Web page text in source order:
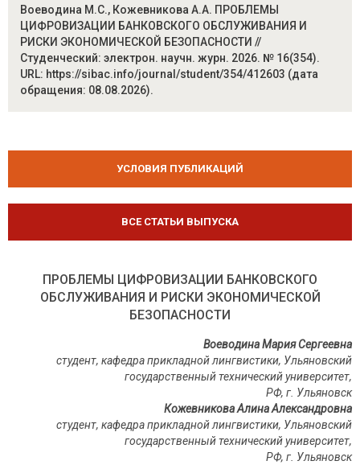
Воеводина М.С., Кожевникова А.А. ПРОБЛЕМЫ
ЦИФРОВИЗАЦИИ БАНКОВСКОГО ОБСЛУЖИВАНИЯ И
РИСКИ ЭКОНОМИЧЕСКОЙ БЕЗОПАСНОСТИ //
Студенческий: электрон. научн. журн. 2026. № 16(354).
URL: https://sibac.info/journal/student/354/412603 (дата
обращения: 08.08.2026).
УСЛОВИЯ ПУБЛИКАЦИЙ
ВСЕ СТАТЬИ ВЫПУСКА
ПРОБЛЕМЫ ЦИФРОВИЗАЦИИ БАНКОВСКОГО
ОБСЛУЖИВАНИЯ И РИСКИ ЭКОНОМИЧЕСКОЙ
БЕЗОПАСНОСТИ
Воеводина Мария Сергеевна
студент, кафедра прикладной лингвистики, Ульяновский
государственный технический университет,
РФ, г. Ульяновск
Кожевникова Алина Александровна
студент, кафедра прикладной лингвистики, Ульяновский
государственный технический университет,
РФ, г. Ульяновск